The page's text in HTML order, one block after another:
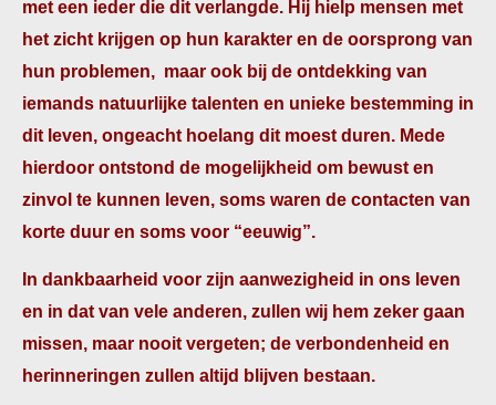
met een ieder die dit verlangde. Hij hielp mensen met
het zicht krijgen op hun karakter en de oorsprong van
hun problemen, maar ook bij de ontdekking van
iemands natuurlijke talenten en unieke bestemming in
dit leven, ongeacht hoelang dit moest duren. Mede
hierdoor ontstond de mogelijkheid om bewust en
zinvol te kunnen leven, soms waren de contacten van
korte duur en soms voor “eeuwig”.
In dankbaarheid voor zijn aanwezigheid in ons leven
en in dat van vele anderen, zullen wij hem zeker gaan
missen, maar nooit vergeten; de verbondenheid en
herinneringen zullen altijd blijven bestaan.